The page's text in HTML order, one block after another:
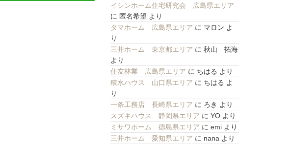
イシンホーム住宅研究会 広島県エリア
に 匿名希望 より
タマホーム 広島県エリア に マロン よ
り
三井ホーム 東京都エリア に 秋山 拓海
より
住友林業 広島県エリア に ちはる より
積水ハウス 山口県エリア に ちはる よ
り
一条工務店 長崎県エリア に ろき より
スズキハウス 静岡県エリア に YOより
ミサワホーム 徳島県エリア に emiより
三井ホーム 愛知県エリア に nana より